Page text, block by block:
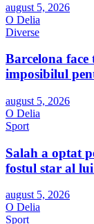
august 5, 2026
O Delia
Diverse
Barcelona
imposibilul
august 5, 2026
O Delia
Sport
Salah a optat
fostul star al
august 5, 2026
O Delia
Sport